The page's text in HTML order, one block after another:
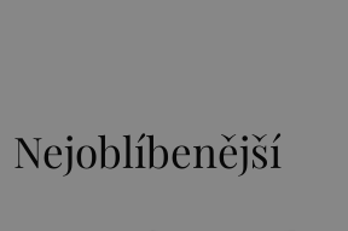
Nejoblíbenější